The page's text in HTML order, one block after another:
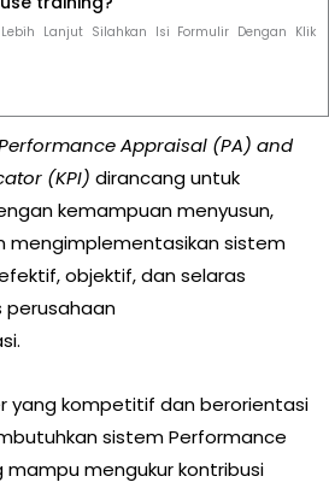
Lanjut Silahkan Isi Formulir Dengan Klik
Appraisal (PA) and
(KPI) dirancang untuk
kemampuan menyusun,
mengimplementasikan sistem
objektif, dan selaras
perusahaan
yang kompetitif dan berorientasi
sistem Performance
mampu mengukur kontribusi